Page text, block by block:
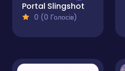
Portal Slingshot
0 (0 Голосів)